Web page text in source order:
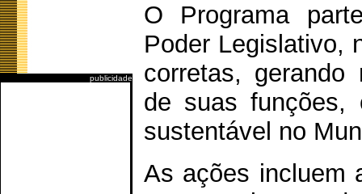
publicidade
O Programa
Poder Legislativo,
corretas, gerando
de suas funções,
sustentável no
As ações incluem